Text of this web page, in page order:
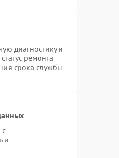
диагностику и
ремонта
срока службы
с
и